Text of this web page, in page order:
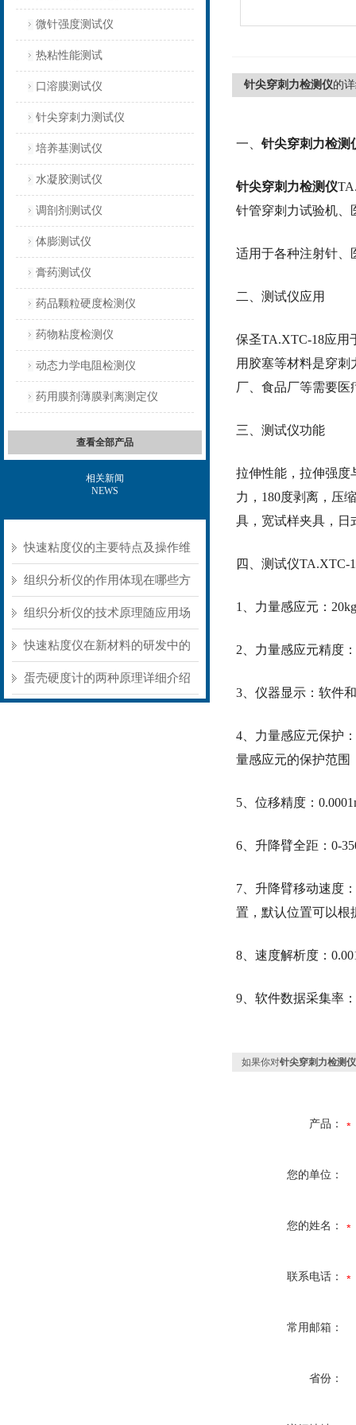
微针强度测试仪
热粘性能测试
口溶膜测试仪
针尖穿刺力测试仪
培养基测试仪
水凝胶测试仪
调剖剂测试仪
体膨测试仪
膏药测试仪
药品颗粒硬度检测仪
药物粘度检测仪
动态力学电阻检测仪
药用膜剂薄膜剥离测定仪
查看全部产品
相关新闻
NEWS
快速粘度仪的主要特点及操作维
护方式
组织分析仪的作用体现在哪些方
面？
组织分析仪的技术原理随应用场
景不同存在明显差异
快速粘度仪在新材料的研发中的
应用
蛋壳硬度计的两种原理详细介绍
针尖穿刺力检测仪的
一、 针尖穿刺力检测
针尖穿刺力检测仪
针管穿刺力试验机、
适用于各种注射针、
二、测试仪应用
保圣TA.XTC-18应用
用胶塞等材料是穿
厂、食品厂等需要医
三、测试仪功能
拉伸性能，拉伸强度
力，180度剥离，压
具，宽试样夹具，日
四、 测试仪TA.XTC-
1、力量感应元：
2、力量感应元精度
3、仪器显示：软件
4、力量感应元保护
量感应元的保护范围
5、位移精度：
6、升降臂全距：0-
7、升降臂移动速度
置，默认位置可以根
8、速度解析度：
9、软件数据采集率
如果你对针尖穿刺力检测仪
产品：
您的单位：
您的姓名：
联系电话：
常用邮箱：
省份：